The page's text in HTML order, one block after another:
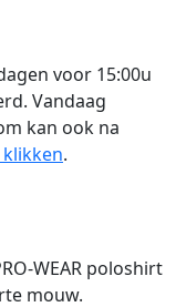
voor 15:00u
Vandaag
kan ook na
.
WEAR poloshirt
mouw.